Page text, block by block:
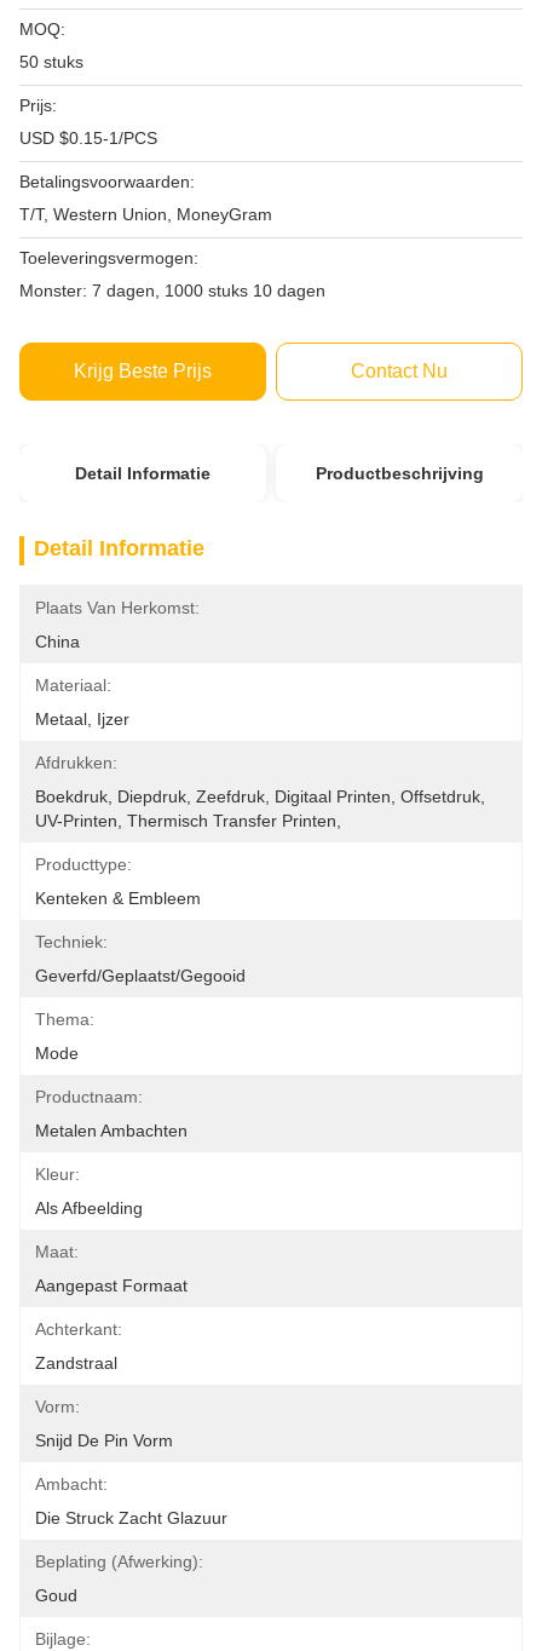
MOQ:
50 stuks
Prijs:
USD $0.15-1/PCS
Betalingsvoorwaarden:
T/T, Western Union, MoneyGram
Toeleveringsvermogen:
Monster: 7 dagen, 1000 stuks 10 dagen
Krijg Beste Prijs Contact Nu
Detail Informatie Productbeschrijving
Detail Informatie
Plaats Van Herkomst:
China
Materiaal:
Metaal, Ijzer
Afdrukken:
Boekdruk, Diepdruk, Zeefdruk, Digitaal Printen, Offsetdruk,
UV-Printen, Thermisch Transfer Printen,
Producttype:
Kenteken & Embleem
Techniek:
Geverfd/geplaatst/gegooid
Thema:
Mode
Productnaam:
Metalen Ambachten
Kleur:
Als Afbeelding
Maat:
Aangepast Formaat
Achterkant:
Zandstraal
Vorm:
Snijd De Pin Vorm
Ambacht:
Die Struck Zacht Glazuur
Beplating (afwerking):
Goud
Bijlage: